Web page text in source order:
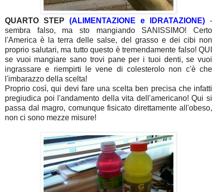
QUARTO STEP (ALIMENTAZIONE e IDRATAZIONE) -
sembra falso, ma sto mangiando SANISSIMO! Certo
l'America è la terra delle salse, del grasso e dei cibi non
proprio salutari, ma tutto questo è tremendamente falso! QUI
se vuoi mangiare sano trovi pane per i tuoi denti, se vuoi
ingrassare e riempirti le vene di colesterolo non c'è che
l'imbarazzo della scelta!
Proprio così, qui devi fare una scelta ben precisa che infatti
pregiudica poi l'andamento della vita dell'americano! Qui si
passa dal magro, comunque fisicato direttamente all'obeso,
non ci sono mezze misure!